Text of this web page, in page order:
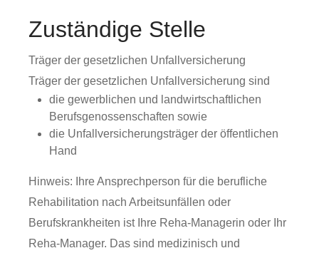
Zuständige Stelle
Träger der gesetzlichen Unfallversicherung
Träger der gesetzlichen Unfallversicherung sind
die gewerblichen und landwirtschaftlichen
Berufsgenossenschaften sowie
die Unfallversicherungsträger der öffentlichen
Hand
Hinweis: Ihre Ansprechperson für die berufliche
Rehabilitation nach Arbeitsunfällen oder
Berufskrankheiten ist Ihre Reha-Managerin oder Ihr
Reha-Manager. Das sind medizinisch und